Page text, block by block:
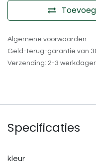
Algemene voorwaarden
Geld-terug-garantie van
Verzending: 2-3
Specificaties
kleur